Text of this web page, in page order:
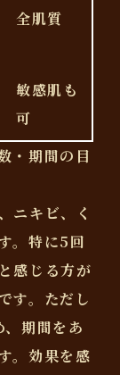
全肌質
敏感肌も
可
・期間の目
ニキビ、く
。特に5回
感じる方が
す。ただし
期間をあ
。効果を感